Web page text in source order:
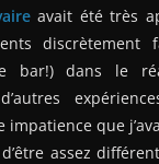
avait été très
bar!) dans le
impatience que
assez